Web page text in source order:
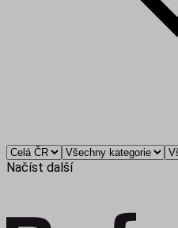
Načíst další